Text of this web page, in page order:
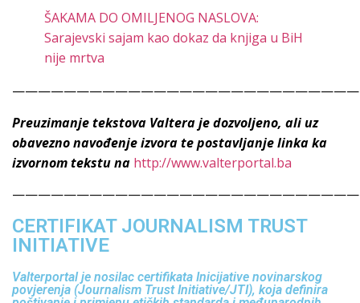
ŠAKAMA DO OMILJENOG NASLOVA:
Sarajevski sajam kao dokaz da knjiga u BiH
nije mrtva
Preuzimanje tekstova Valtera je dozvoljeno, ali uz
obavezno navođenje izvora te postavljanje linka ka
izvornom tekstu na http://www.valterportal.ba
CERTIFIKAT JOURNALISM TRUST
INITIATIVE
Valterportal je nosilac certifikata Inicijative novinarskog
povjerenja (Journalism Trust Initiative/JTI), koja definira